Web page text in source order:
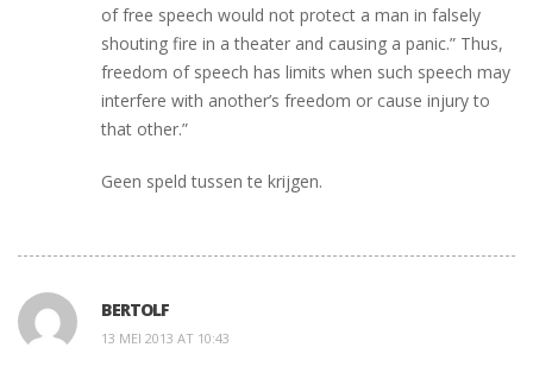
of free speech would not protect a man in falsely
shouting fire in a theater and causing a panic.” Thus,
freedom of speech has limits when such speech may
interfere with another’s freedom or cause injury to
that other.”
Geen speld tussen te krijgen.
BERTOLF
13 MEI 2013 AT 10:43